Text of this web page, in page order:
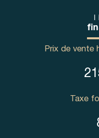
Prix de vente
Taxe